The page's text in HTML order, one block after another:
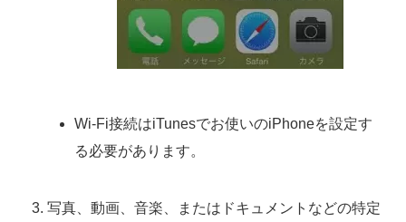
Wi-Fi接続はiTunesでお使いのiPhoneを設定す
る必要があります。
写真、動画、音楽、またはドキュメントなどの特定